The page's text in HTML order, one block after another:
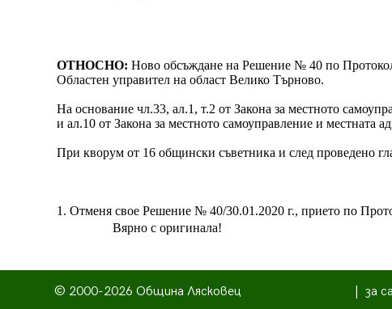
ОТНОСНО:Ново обсъждане на Решение № 40 по
Областен управител на област Велико Търново.
На основание чл.33, ал.1, т.2 от Закона за местното
и ал.10 от Закона за местното самоуправление и местната
При кворум от 16 общински съветника и след проведено
1. Отменя свое Решение № 40/30.01.2020 г., прието по
Вярно с оригинала!
© 2000-2026 Община Лясковец за